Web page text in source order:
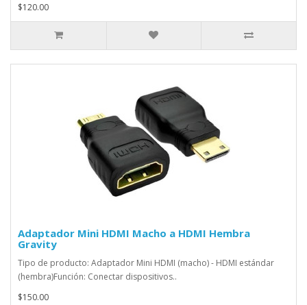
$120.00
Adaptador Mini HDMI Macho a HDMI Hembra
Gravity
Tipo de producto: Adaptador Mini HDMI (macho) - HDMI estándar
(hembra)Función: Conectar dispositivos..
$150.00